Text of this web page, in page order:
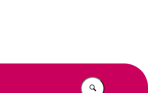
Vul in wat u